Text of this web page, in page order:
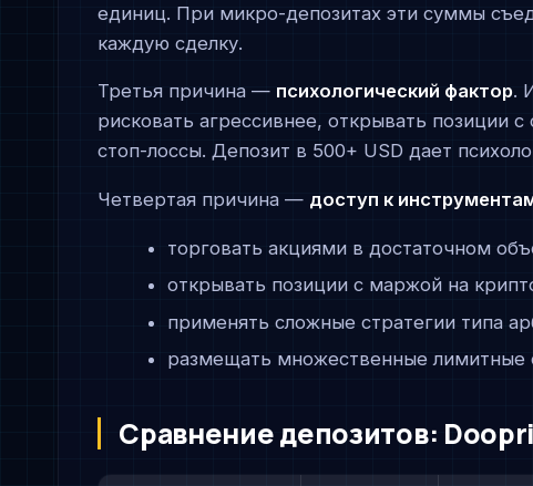
единиц. При микро-депозитах эти суммы
каждую сделку.
Третья причина — психологический фактор.
рисковать агрессивнее, открывать
стоп-лоссы. Депозит в 500+ USD дает
Четвертая причина — доступ к
торговать акциями в достаточном
открывать позиции с маржой на
применять сложные стратегии типа
размещать множественные лимитные
Сравнение депозитов: